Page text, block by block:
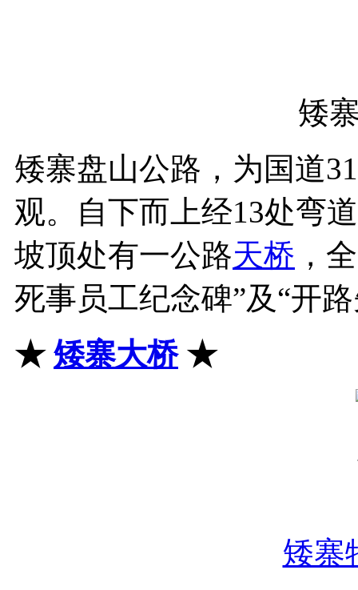
矮
矮寨盘山公路，为国道
观。自下而上经13处弯
坡顶处有一公路天桥 ，
死事员工纪念碑”及“开
★ 矮寨大桥 ★
矮寨